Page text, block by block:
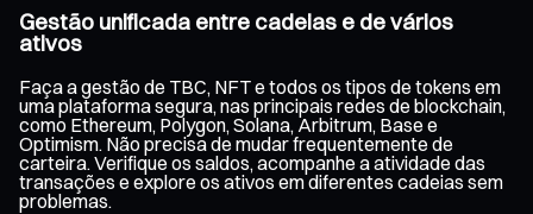
Gestão unificada entre cadeias e de vários
ativos
Faça a gestão de TBC, NFT e todos os tipos de tokens em
uma plataforma segura, nas principais redes de blockchain,
como Ethereum, Polygon, Solana, Arbitrum, Base e
Optimism. Não precisa de mudar frequentemente de
carteira. Verifique os saldos, acompanhe a atividade das
transações e explore os ativos em diferentes cadeias sem
problemas.